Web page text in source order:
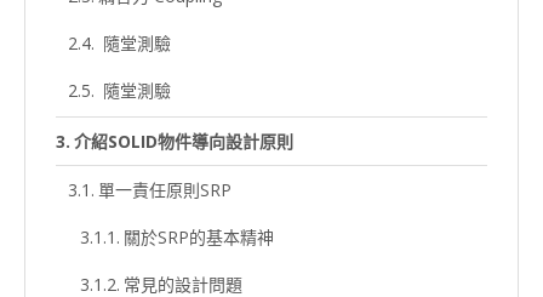
隨堂測驗
隨堂測驗
介紹SOLID物件導向設計原則
單一責任原則SRP
關於SRP的基本精神
常見的設計問題